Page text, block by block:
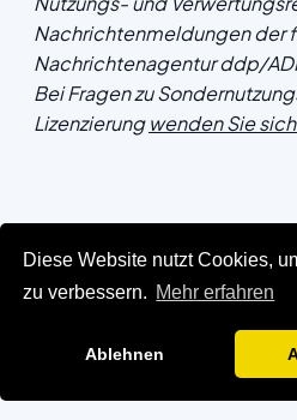
Diese Website nutzt Cookies,
zu verbessern. Mehr erfahren
Ablehnen
Nachrichtenmeldungen der
Nachrichtenagentur ddp/
Bei Fragen zu
Lizenzierungwenden Sie